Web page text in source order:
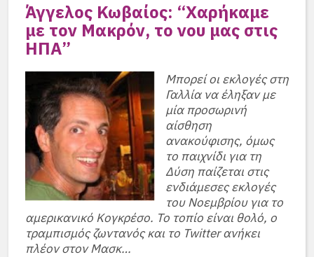
Άγγελος Κωβαίος: “Χαρήκαμε
με τον Μακρόν, το νου μας στις
ΗΠΑ”
Μπορεί οι εκλογές στη
Γαλλία να έληξαν με
μία προσωρινή
αίσθηση
ανακούφισης, όμως
το παιχνίδι για τη
Δύση παίζεται στις
ενδιάμεσες εκλογές
του Νοεμβρίου για το
αμερικανικό Κογκρέσο. Το τοπίο είναι θολό, ο
τραμπισμός ζωντανός και το Twitter ανήκει
πλέον στον Μασκ…